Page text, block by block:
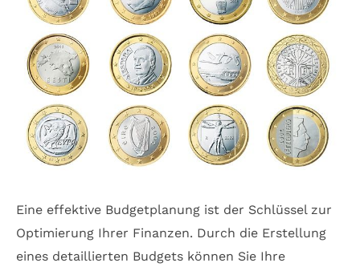
Eine effektive Budgetplanung ist der Schlüssel zur
Optimierung Ihrer Finanzen. Durch die Erstellung
eines detaillierten Budgets können Sie Ihre